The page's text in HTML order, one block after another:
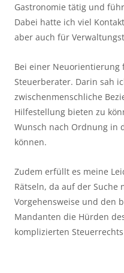
Gastronomie tätig und
Dabei hatte ich viel
aber auch für
Bei einer Neuorientierung
Steuerberater. Darin sah
zwischenmenschliche
Hilfestellung bieten zu
Wunsch nach Ordnung in
können.
Zudem erfüllt es meine
Rätseln, da auf der Suche
Vorgehensweise und den
Mandanten die Hürden
komplizierten